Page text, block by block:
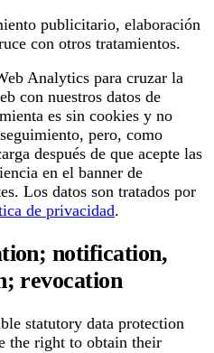
publicitario, elaboración
con otros tratamientos.
Analytics para cruzar la
con nuestros datos de
es sin cookies y no
pero, como
después de que acepte las
en el banner de
Los datos son tratados por
de privacidad.
notification,
revocation
statutory data protection
the right to obtain their